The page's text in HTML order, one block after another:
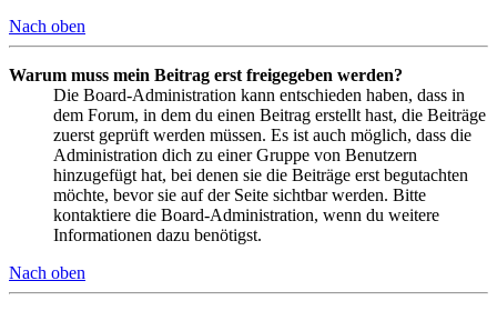
Nach oben
Warum muss mein Beitrag erst freigegeben werden?
Die Board-Administration kann entschieden haben, dass in
dem Forum, in dem du einen Beitrag erstellt hast, die Beiträge
zuerst geprüft werden müssen. Es ist auch möglich, dass die
Administration dich zu einer Gruppe von Benutzern
hinzugefügt hat, bei denen sie die Beiträge erst begutachten
möchte, bevor sie auf der Seite sichtbar werden. Bitte
kontaktiere die Board-Administration, wenn du weitere
Informationen dazu benötigst.
Nach oben